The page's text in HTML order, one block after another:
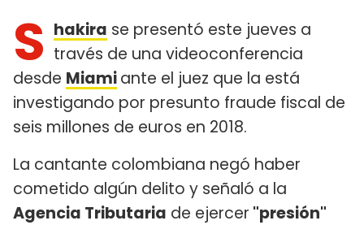
S hakira se presentó este jueves a
través de una videoconferencia
desde Miamiante el juez que la está
investigando por presunto fraude fiscal de
seis millones de euros en 2018.
La cantante colombiana negó haber
cometido algún delito y señaló a la
Agencia Tributaria de ejercer "presión"